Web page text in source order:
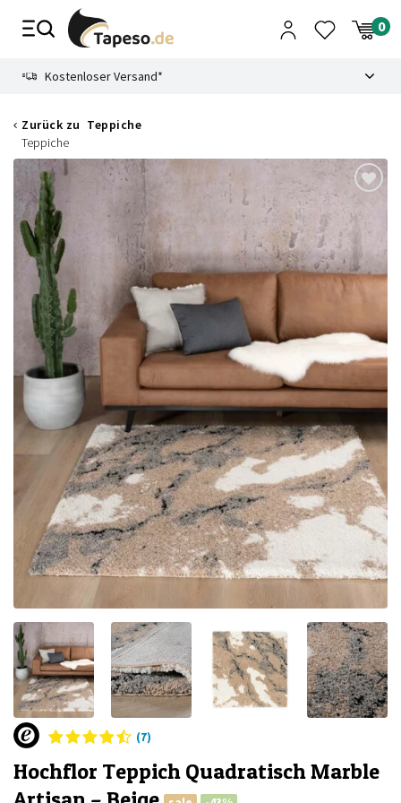
Zusammenbruch
Kostenloser Versand*
Zurück zu Teppiche
Teppiche
(7)
Hochflor Teppich Quadratisch Marble